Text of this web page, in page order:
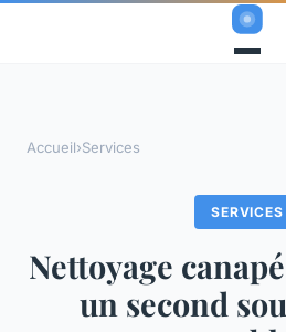
Accueil›Services
SERVICES
Nettoyage
un second